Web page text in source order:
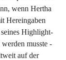
wenn Hertha
Hereingaben
Highlight-
musste -
auf der